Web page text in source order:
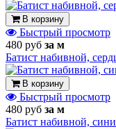
В корзину
Быстрый просмотр
480 руб за м
Батист набивной,
В корзину
Быстрый просмотр
480 руб за м
Батист набивной,